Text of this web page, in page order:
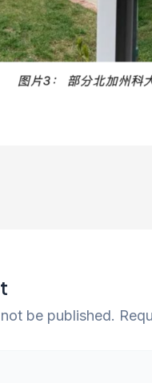
be published.